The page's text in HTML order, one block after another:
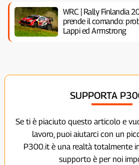
WRC | Rally Finlandia
prende il comando:
Lappi ed Armstrong
SUPPORTA
Se ti è piaciuto questo articolo e
lavoro, puoi aiutarci con un
P300.it è una realtà totalmente
supporto è per noi